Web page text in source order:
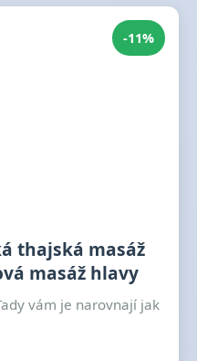
-11%
thajská masáž
masáž hlavy
vám je narovnají jak